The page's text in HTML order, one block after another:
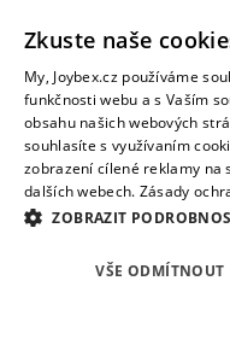
Můj účet
Informace
Všechna práva
Zkuste naše
My, Joybex.cz používáme
funkčnosti webu a s Vaším
obsahu našich webových
souhlasíte s využívaním
zobrazení cílené reklamy na
dalších webech. Zásady
ZOBRAZIT
VŠE ODMÍTNOUT